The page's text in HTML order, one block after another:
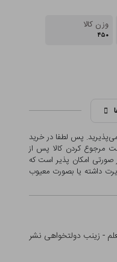
وزن کالا
۴۵۰
پس لطفا در خرید
مرجوع کردن کالا پس از
امکان پذیر است که
داشته یا بصورت معيوب
- زینب دولتخواهی نشر